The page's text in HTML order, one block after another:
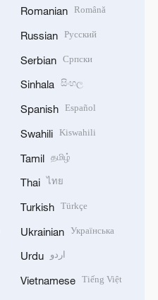
Romanian Română
Russian Русский
Serbian Српски
Sinhala සිංහල
Spanish Español
Swahili Kiswahili
Tamil தமிழ்
Thai ไทย
Turkish Türkçe
Ukrainian Українська
Urdu اردو
Vietnamese Tiếng Việt